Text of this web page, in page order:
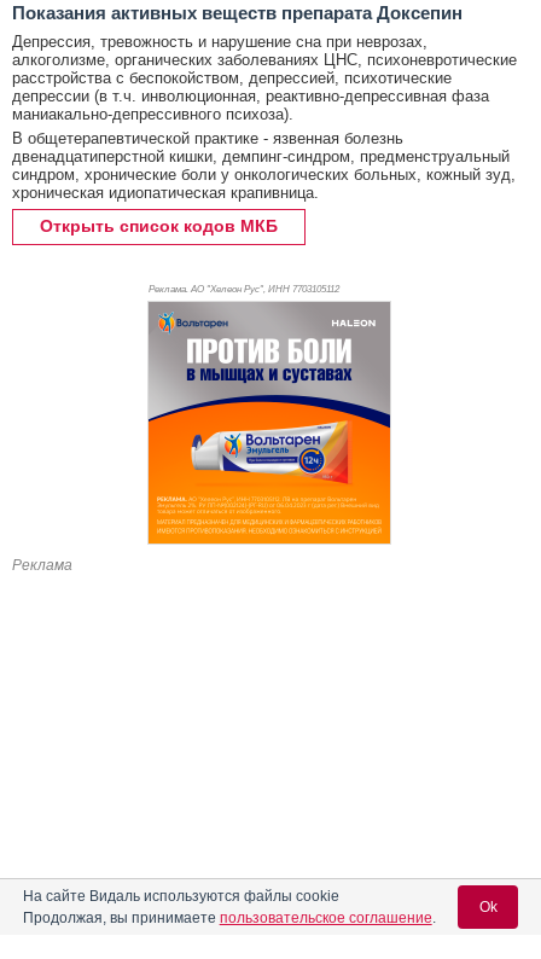
Показания активных веществ препарата Доксепин
Депрессия, тревожность и нарушение сна при неврозах,
алкоголизме, органических заболеваниях ЦНС, психоневротические
расстройства с беспокойством, депрессией, психотические
депрессии (в т.ч. инволюционная, реактивно-депрессивная фаза
маниакально-депрессивного психоза).
В общетерапевтической практике - язвенная болезнь
двенадцатиперстной кишки, демпинг-синдром, предменструальный
синдром, хронические боли у онкологических больных, кожный зуд,
хроническая идиопатическая крапивница.
Открыть список кодов МКБ
Реклама. АО "Хелеон Рус", ИНН 7703105112
Реклама
На сайте Видаль используются файлы cookie
Продолжая, вы принимаете пользовательское соглашение.
Ok